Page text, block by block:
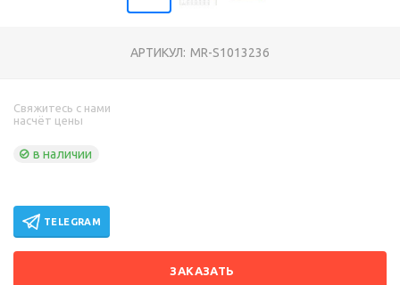
АРТИКУЛ: MR-S1013236
Свяжитесь с нами
насчёт цены
в наличии
TELEGRAM
ЗАКАЗАТЬ